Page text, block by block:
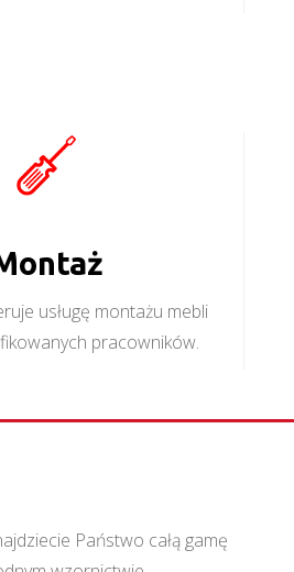
usługę montażu mebli
pracowników.
Państwo całą gamę